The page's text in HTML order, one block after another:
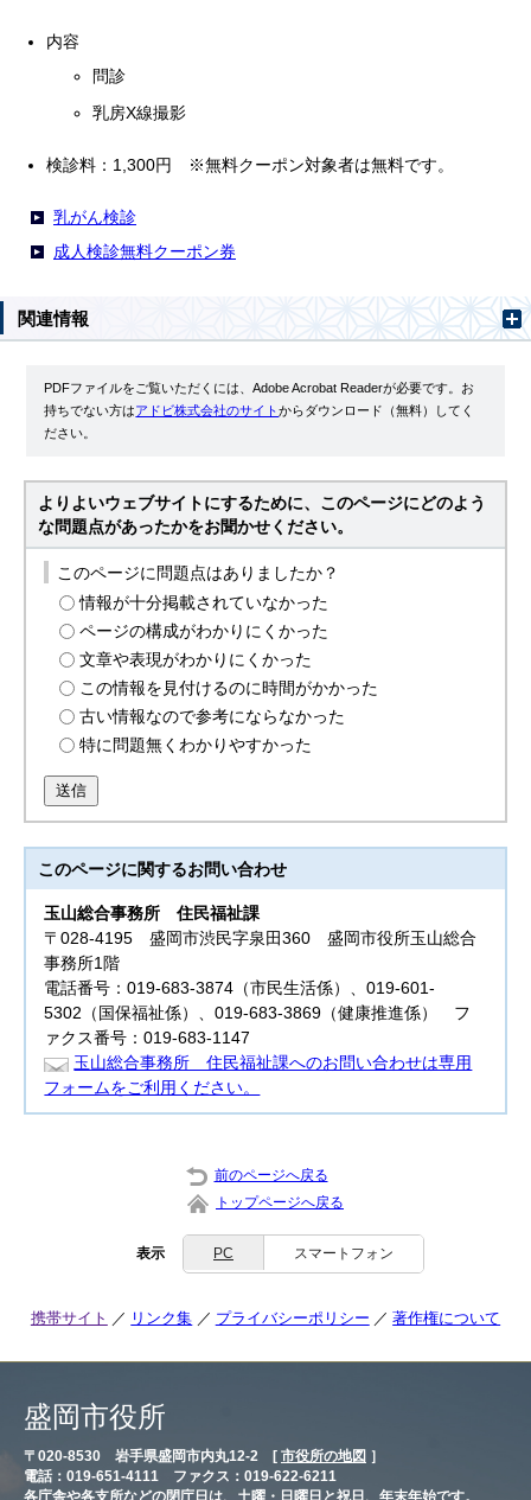
内容
問診
乳房X線撮影
検診料：1,300円 ※無料クーポン対象者は無料です。
乳がん検診
成人検診無料クーポン券
関連情報
PDFファイルをご覧いただくには、Adobe Acrobat Readerが必要です。お
持ちでない方はアドビ株式会社のサイトからダウンロード（無料）してく
ださい。
よりよいウェブサイトにするために、このページにどのよう
な問題点があったかをお聞かせください。
このページに問題点はありましたか？
情報が十分掲載されていなかった
ページの構成がわかりにくかった
文章や表現がわかりにくかった
この情報を見付けるのに時間がかかった
古い情報なので参考にならなかった
特に問題無くわかりやすかった
送信
このページに関するお問い合わせ
玉山総合事務所住民福祉課
〒028-4195 盛岡市渋民字泉田360 盛岡市役所玉山総合
事務所1階
電話番号：019-683-3874（市民生活係）、019-601-
5302（国保福祉係）、019-683-3869（健康推進係） フ
ァクス番号：019-683-1147
玉山総合事務所 住民福祉課へのお問い合わせは専用
フォームをご利用ください。
前のページへ戻る
トップページへ戻る
表示 PC スマートフォン
携帯サイト リンク集 プライバシーポリシー 著作権について
盛岡市役所
〒020-8530 岩手県盛岡市内丸12-2 [ 市役所の地図 ］
電話：019-651-4111 ファクス：019-622-6211
各庁舎や各支所などの閉庁日は、土曜・日曜日と祝日、年末年始です。